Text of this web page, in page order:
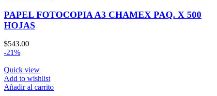
PAPEL FOTOCOPIA A3 CHAMEX PAQ. X 500
HOJAS
$543.00
-21%
Quick view
Add to wishlist
Añadir al carrito